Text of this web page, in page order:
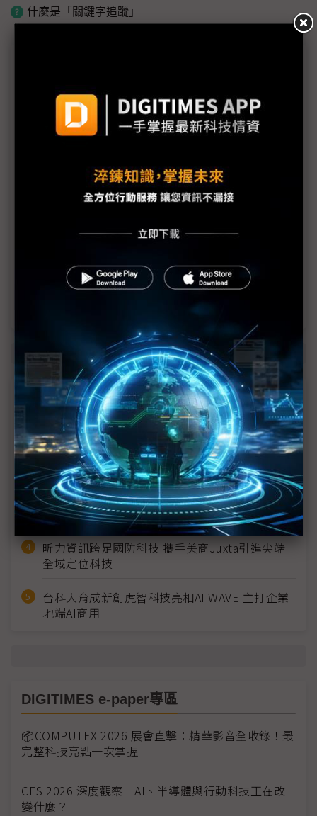
什麼是「關鍵字追蹤」
MLCC訂單過熱、出貨比創高 村田示警全球AI基
建熱潮將趨緩
英特爾EMIB良率達標 聯發科第2代ASIC產品
採用NVIDIA
光進銅退更明確？ 聯發科估SerDes 448G為銅
商情焦點
系統內部電路中 主晶片內部電源提供EOS防護
屏南偏鄉智慧韌性扎根 東港安泰醫院導入AI影像
辨識
英特蒙以新一代即時軟體推動工業控制革新
昕力資訊跨足國防科技 攜手美商Juxta引進尖端
全域定位科技
台科大育成新創虎智科技亮相AI WAVE 主打企業
地端AI商用
DIGITIMES e-paper專區
📦COMPUTEX 2026 展會直擊：精華影音全收錄！最
完整科技亮點一次掌握
CES 2026 深度觀察｜AI、半導體與行動科技正在改
變什麼？